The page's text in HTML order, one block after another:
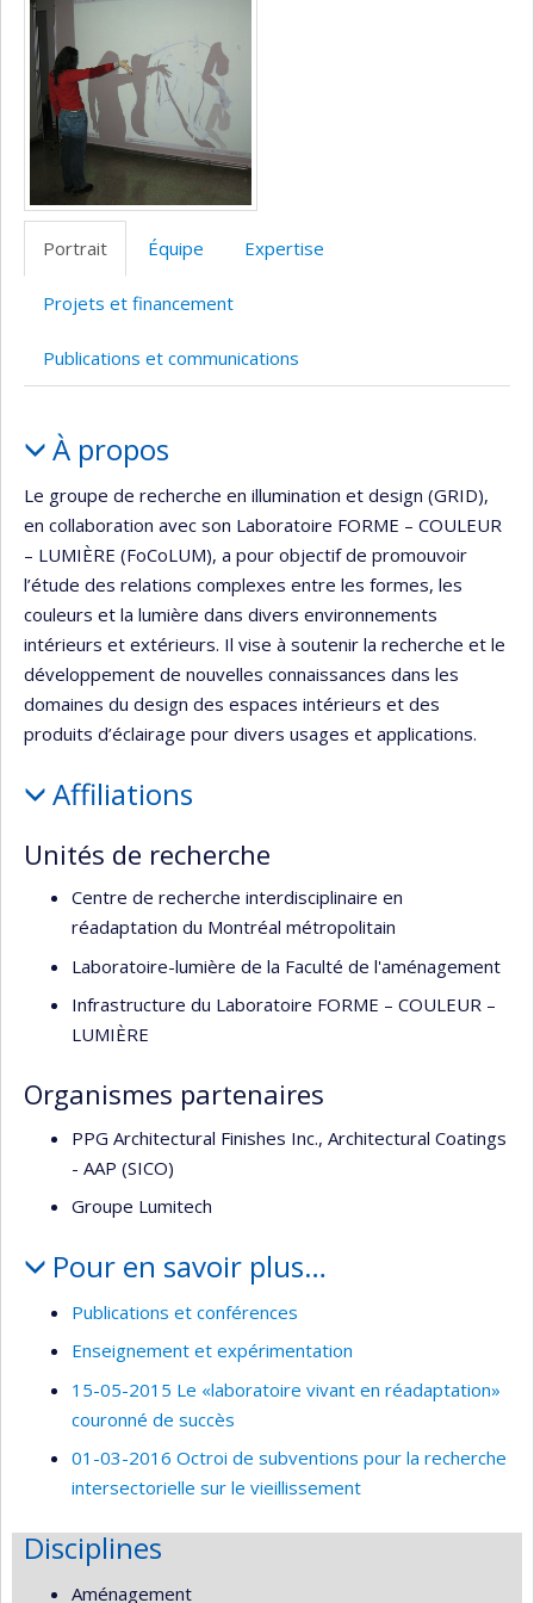
Portrait Équipe Expertise
Projets et financement
Publications et communications
Portrait
À propos
Le groupe de recherche en illumination et design (GRID),
en collaboration avec son Laboratoire FORME – COULEUR
– LUMIÈRE (FoCoLUM), a pour objectif de promouvoir
l’étude des relations complexes entre les formes, les
couleurs et la lumière dans divers environnements
intérieurs et extérieurs. Il vise à soutenir la recherche et le
développement de nouvelles connaissances dans les
domaines du design des espaces intérieurs et des
produits d’éclairage pour divers usages et applications.
Affiliations
Unités de recherche
Centre de recherche interdisciplinaire en
réadaptation du Montréal métropolitain
Laboratoire-lumière de la Faculté de l'aménagement
Infrastructure du Laboratoire FORME – COULEUR –
LUMIÈRE
Organismes partenaires
PPG Architectural Finishes Inc., Architectural Coatings
- AAP (SICO)
Groupe Lumitech
Pour en savoir plus…
Publications et conférences
Enseignement et expérimentation
15-05-2015 Le «laboratoire vivant en réadaptation»
couronné de succès
01-03-2016 Octroi de subventions pour la recherche
intersectorielle sur le vieillissement
Disciplines
Aménagement